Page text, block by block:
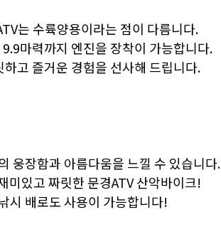
는 수륙양용이라는 점이 다름니다.
마력까지 엔진을 장착이 가능합니다.
고 즐거운 경험을 선사해 드립니다.
웅장함과 아름다움을 느낄 수 있습니다.
미있고 짜릿한 문경ATV 산악바이크!
시 배로도 사용이 가능합니다!